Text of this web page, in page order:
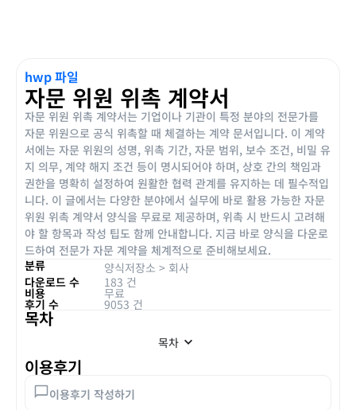
hwp 파일
자문 위원 위촉 계약서
자문 위원 위촉 계약서는 기업이나 기관이 특정 분야의 전문가를
자문 위원으로 공식 위촉할 때 체결하는 계약 문서입니다. 이 계약
서에는 자문 위원의 성명, 위촉 기간, 자문 범위, 보수 조건, 비밀 유
지 의무, 계약 해지 조건 등이 명시되어야 하며, 상호 간의 책임과
권한을 명확히 설정하여 원활한 협력 관계를 유지하는 데 필수적입
니다. 이 글에서는 다양한 분야에서 실무에 바로 활용 가능한 자문
위원 위촉 계약서 양식을 무료로 제공하며, 위촉 시 반드시 고려해
야 할 항목과 작성 팁도 함께 안내합니다. 지금 바로 양식을 다운로
드하여 전문가 자문 계약을 체계적으로 준비해보세요.
분류
양식저장소 > 회사
다운로드 수
183 건
비용 무료
후기 수 9053 건
목차
목차
이용후기
이용후기 작성하기